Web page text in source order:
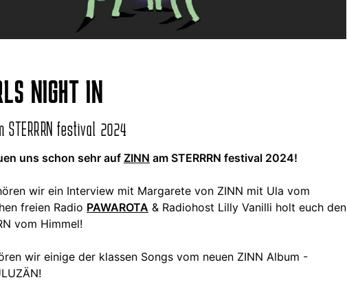
NIGHT IN
STERRRN festival 2024
uns schon sehr auf ZINN am STERRRN festival 2024!
wir ein Interview mit Margarete von ZINN mit Ula vom
freien Radio PAWAROTA & Radiohost Lilly Vanilli holt euch den
vom Himmel!
wir einige der klassen Songs vom neuen ZINN Album -